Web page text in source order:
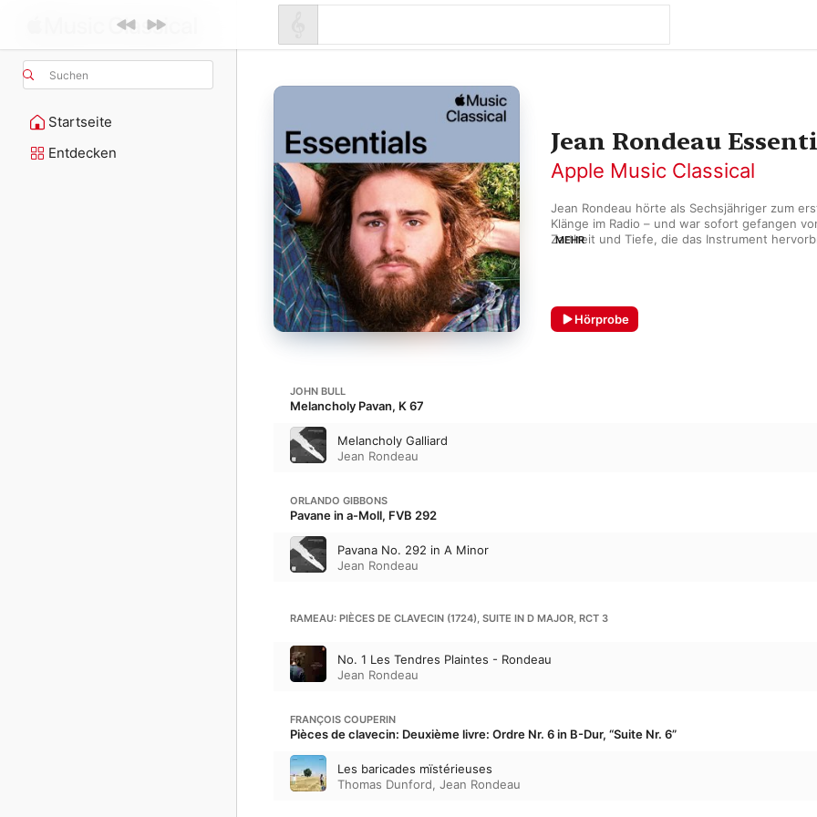
Suchen
Startseite
Entdecken
Jean Rondeau
Apple Music Classical
Jean Rondeau hörte als Sechsjähriger zum
Klänge im Radio – und war sofort gefangen
Zartheit und Tiefe, die das Instrument
einem unbeschwerten Zusammenspiel geprägt
Schaffen geht aber weit über die Klassik
MEHR
Hörprobe
JOHN BULL
Melancholy Pavan, K 67
Melancholy Galliard
Jean Rondeau
ORLANDO GIBBONS
Pavane in a-Moll, FVB 292
Pavana No. 292 in A Minor
Jean Rondeau
RAMEAU: PIÈCES DE CLAVECIN (1724), SUITE IN D MAJOR, RCT 3
No. 1 Les Tendres Plaintes - Rondeau
Jean Rondeau
FRANÇOIS COUPERIN
Pièces de clavecin: Deuxième livre: Ordre Nr. 6 in B-Dur, “Suite Nr. 6”
Les baricades mïstérieuses
Thomas Dunford, Jean Rondeau